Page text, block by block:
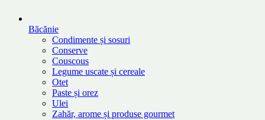
Băcănie
Condimente și sosuri
Conserve
Couscous
Legume uscate și cereale
Otet
Paste și orez
Ulei
Zahăr, arome și produse gourmet